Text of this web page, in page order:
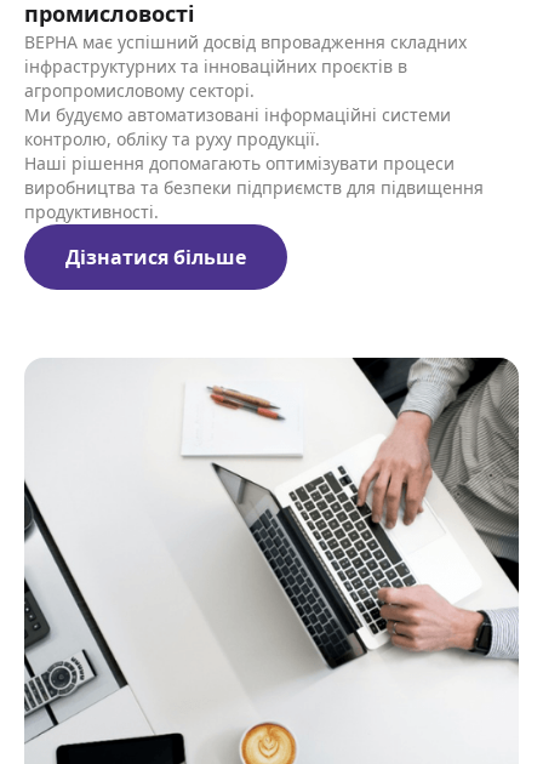
промисловості
ВЕРНА має успішний досвід впровадження складних
інфраструктурних та інноваційних проєктів в
агропромисловому секторі.
Ми будуємо автоматизовані інформаційні системи
контролю, обліку та руху продукції.
Наші рішення допомагають оптимізувати процеси
виробництва та безпеки підприємств для підвищення
продуктивності.
Дізнатися більше